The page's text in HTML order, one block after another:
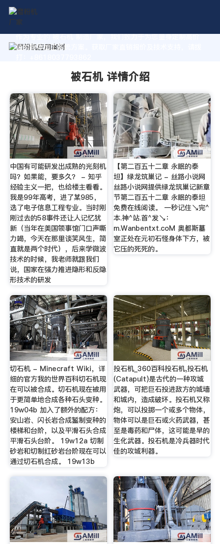
作为专业的 被石机 制造厂家，我们致力于为您量身定制高价
值的粉体加工系统方案。获取厂家直销报价及技术支持，请拨
被石机 详情介绍
中国有可能研发出成熟的光刻机
吗？如果能，要多久？ - 知乎
经验主义一把，也给楼主看看。
我是99年高考，进了某985，
选了电子信息工程专业。当时刚
刚过去的58事件还让人记忆犹
新（当年在美国领事馆门口声嘶
力竭，今天在那里谈笑风生，简
直就是两个时代），后来学微波
技术的时候，我老师就跟我们
说，国家在强力推进隐形和反隐
形技术的研发
【第二百五十二章 永眠的泰
坦】绿龙筑巢记 - 丝路小说网
丝路小说网提供绿龙筑巢记新章
节第二百五十二章 永眠的泰坦
免费在线阅读。 一秒记住↘完^
本.神^站.首^发↘：
m.Wanbentxt.coΜ 奥都斯墓
室正处在元初石怪身体下方，被
它压的死死的。
切石机 - Minecraft Wiki，详
细的官方我的世界百科切石机现
在可以被合成。切石机现在被用
于更简单地合成各种石头变种。
19w04b 加入了额外的配方：
安山岩、闪长岩合成錾制变种的
楼梯和台阶，以及平滑石头合成
平滑石头台阶。 19w12a 切制
砂岩和切制红砂岩台阶现在可以
通过切石机合成。 19w13b
投石机_360百科投石机,投石机
(Catapult)是古代的一种攻城
武器，可把巨石投进敌方的城墙
和城内，造成破坏。投石机又称
炮，可以投掷一个或多个物体，
物体可以是巨石或火药武器，甚
至是毒药和尸体，这可能是早的
生化武器。投石机是冷兵器时代
佳的攻城利器。